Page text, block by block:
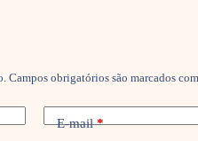
Campos obrigatórios são marcados com
E-mail*